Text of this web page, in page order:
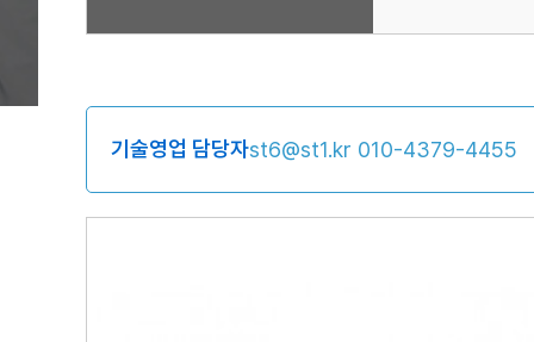
기술영업 담당자st6@st1.kr 010-4379-4455